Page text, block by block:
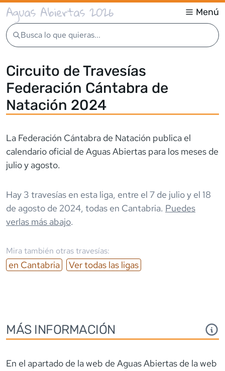
Aguas Abiertas 2026 Menú
Busca lo que quieras...
Circuito de Travesías
Federación Cántabra de
Natación 2024
La Federación Cántabra de Natación publica el
calendario oficial de Aguas Abiertas para los meses de
julio y agosto.
Hay 3 travesías en esta liga, entre el 7 de julioy el 18
de agosto de 2024, todas en Cantabria. Puedes
verlas más abajo.
Mira también otras travesías:
en Cantabria Ver todas las ligas
MÁS INFORMACIÓN
En el apartado de la web de Aguas Abiertas de la web